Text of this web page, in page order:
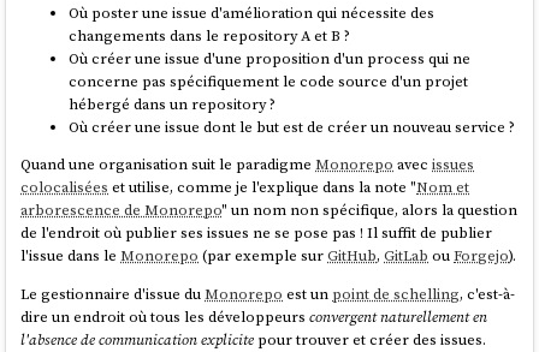
Où poster une issue d'amélioration qui nécessite des
changements dans le repository A et B ?
Où créer une issue d'une proposition d'un process qui ne
concerne pas spécifiquement le code source d'un projet
hébergé dans un repository ?
Où créer une issue dont le but est de créer un nouveau service ?
Quand une organisation suit le paradigmeMonorepo avecissues
colocalisées et utilise, comme je l'explique dans la note "Nom et
arborescence de Monorepo" un nom non spécifique, alors la question
de l'endroit où publier ses issues ne se pose pas ! Il suffit de publier
l'issue dans leMonorepo (par exemple surGitHub,GitLab ouForgejo).
Le gestionnaire d'issue duMonorepo est un point de schelling, c'est-à-
dire un endroit où tous les développeursconvergent naturellement en
l'absence de communication explicite pour trouver et créer des issues.